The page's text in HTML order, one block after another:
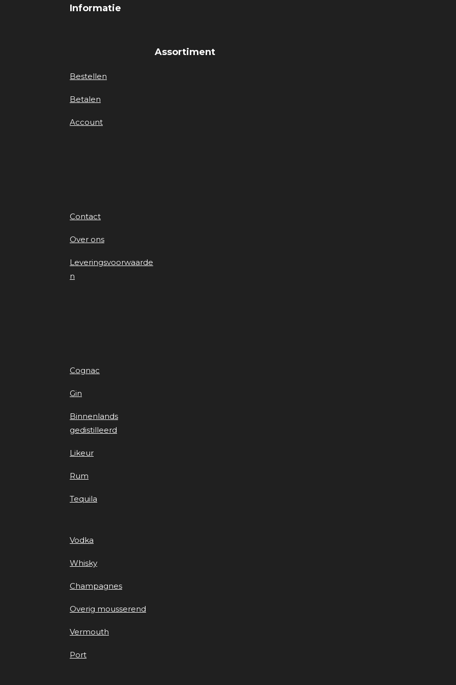
Informatie
Assortiment
Bestellen
Betalen
Account
Contact
Over ons
Leveringsvoorwaarde
n
Cognac
Gin
Binnenlands
gedistilleerd
Likeur
Rum
Tequila
Vodka
Whisky
Champagnes
Overig mousserend
Vermouth
Port